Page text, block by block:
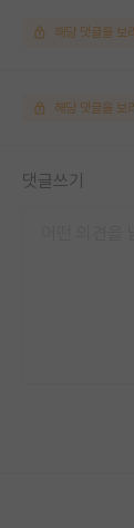
해당 댓글을 보
해당 댓글을 보
댓글쓰기